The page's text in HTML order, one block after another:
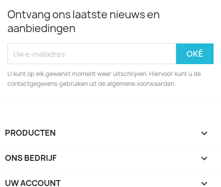
Ontvang ons laatste nieuws en
aanbiedingen
U kunt op elk gewenst moment weer uitschrijven. Hiervoor kunt u de
contactgegevens gebruiken uit de algemene voorwaarden.
PRODUCTEN 
ONS BEDRIJF 
UW ACCOUNT 